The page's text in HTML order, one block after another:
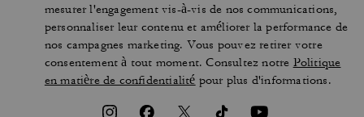
mesurer l'engagement vis-à-vis de nos communications,
personnaliser leur contenu et améliorer la performance de
nos campagnes marketing. Vous pouvez retirer votre
consentement à tout moment. Consultez notre Politique
en matière de confidentialité pour plus d'informations.